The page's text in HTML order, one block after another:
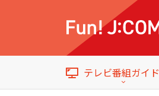
テレビ番組ガイド